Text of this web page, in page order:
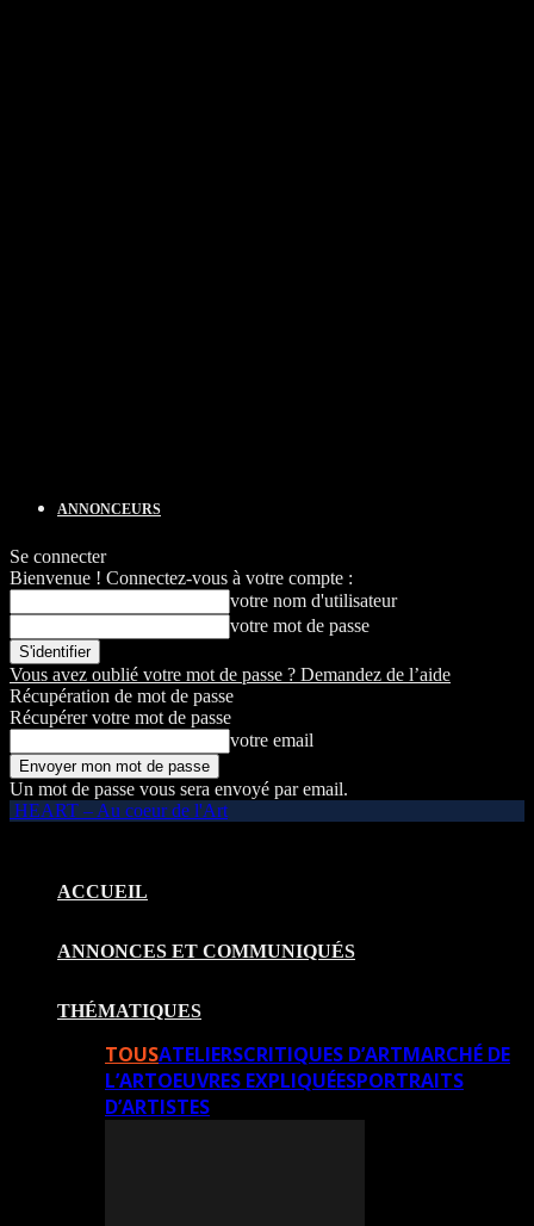
ANNONCEURS
Se connecter
Bienvenue ! Connectez-vous à votre compte :
votre nom d'utilisateur
votre mot de passe
Vous avez oublié votre mot de passe ? Demandez de l’aide
Récupération de mot de passe
Récupérer votre mot de passe
votre email
Un mot de passe vous sera envoyé par email.
HEART – Au coeur de l'Art
ACCUEIL
ANNONCES ET COMMUNIQUÉS
THÉMATIQUES
TOUSATELIERSCRITIQUES D’ARTMARCHÉ DE
L’ARTOEUVRES EXPLIQUÉESPORTRAITS
D’ARTISTES